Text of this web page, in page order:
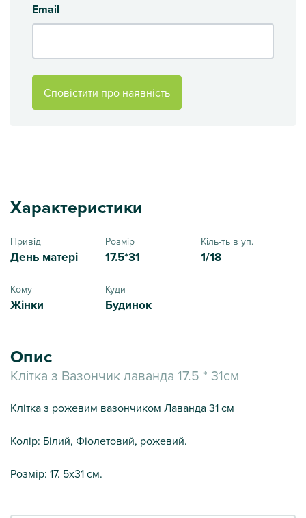
Email
Сповістити про наявність
Характеристики
Привід
День матері
Розмір
17.5*31
Кіль-ть в уп.
1/18
Кому
Жінки
Куди
Будинок
Опис
Клітка з Вазончик лаванда 17.5 * 31см
Клітка з рожевим вазончиком Лаванда 31 см
Колір: Білий, Фіолетовий, рожевий.
Розмір: 17. 5х31 см.